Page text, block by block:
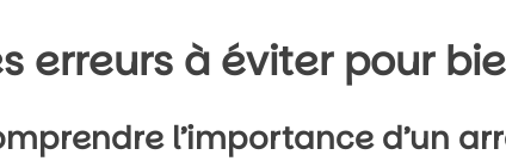
erreurs à éviter pour
l’importance d’un